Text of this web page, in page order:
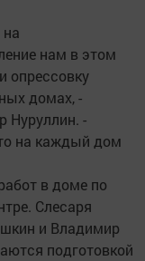
нам в этом
опрессовку
домах, -
Нуруллин. -
на каждый дом
в доме по
Слесаря
и Владимир
подготовкой